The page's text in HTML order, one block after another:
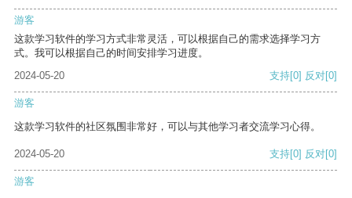
游客
这款学习软件的学习方式非常灵活，可以根据自己的需求选择学习方
式。我可以根据自己的时间安排学习进度。
2024-05-20
支持[0] 反对[0]
游客
这款学习软件的社区氛围非常好，可以与其他学习者交流学习心得。
2024-05-20 支持[0] 反对[0]
游客